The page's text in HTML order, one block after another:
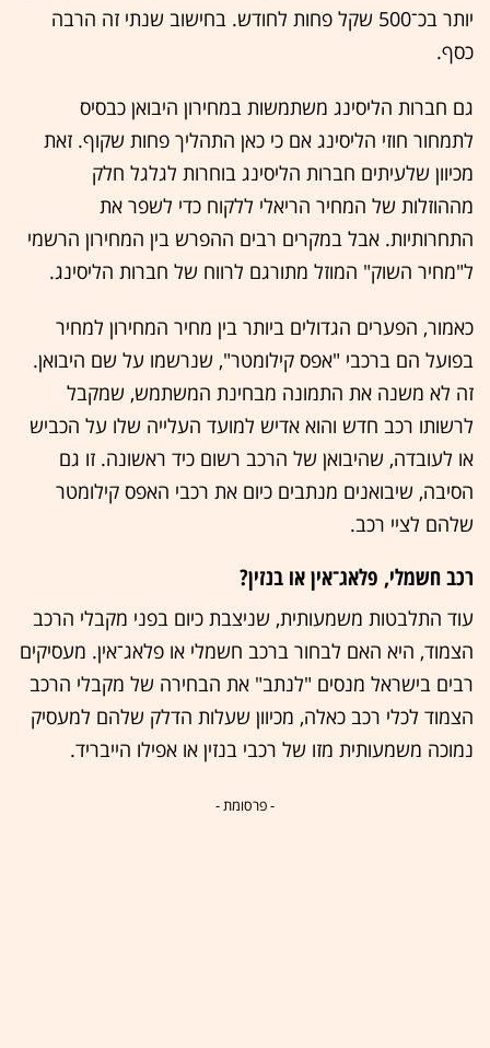
יותר בכ־500 שקל פחות לחודש. בחישוב שנתי זה הרבה
כסף.
גם חברות הליסינג משתמשות במחירון היבואן כבסיס
לתמחור חוזי הליסינג אם כי כאן התהליך פחות שקוף. זאת
מכיוון שלעיתים חברות הליסינג בוחרות לגלגל חלק
מההוזלות של המחיר הריאלי ללקוח כדי לשפר את
התחרותיות. אבל במקרים רבים ההפרש בין המחירון הרשמי
ל"מחיר השוק" המוזל מתורגם לרווח של חברות הליסינג.
כאמור, הפערים הגדולים ביותר בין מחיר המחירון למחיר
בפועל הם ברכבי "אפס קילומטר", שנרשמו על שם היבואן.
זה לא משנה את התמונה מבחינת המשתמש, שמקבל
לרשותו רכב חדש והוא אדיש למועד העלייה שלו על הכביש
או לעובדה, שהיבואן של הרכב רשום כיד ראשונה. זו גם
הסיבה, שיבואנים מנתבים כיום את רכבי האפס קילומטר
שלהם לציי רכב.
רכב חשמלי, פלאג־אין או בנזין?
עוד התלבטות משמעותית, שניצבת כיום בפני מקבלי הרכב
הצמוד, היא האם לבחור ברכב חשמלי או פלאג־אין. מעסיקים
רבים בישראל מנסים "לנתב" את הבחירה של מקבלי הרכב
הצמוד לכלי רכב כאלה, מכיוון שעלות הדלק שלהם למעסיק
נמוכה משמעותית מזו של רכבי בנזין או אפילו הייבריד.
- פרסומת -